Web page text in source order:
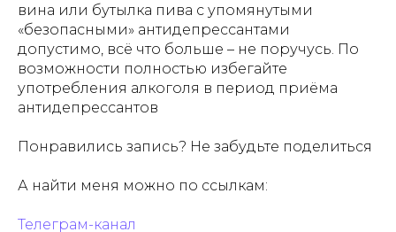
вина или бутылка пива с упомянутыми
«безопасными» антидепрессантами
допустимо, всё что больше – не поручусь. По
возможности полностью избегайте
употребления алкоголя в период приёма
антидепрессантов
Понравились запись? Не забудьте поделиться
А найти меня можно по ссылкам:
Телеграм-канал